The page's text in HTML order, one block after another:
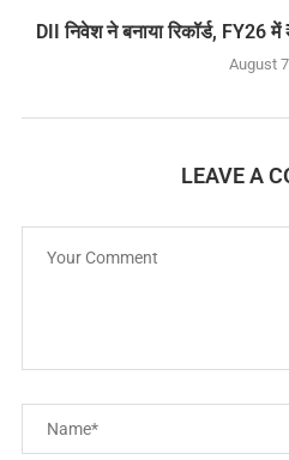
DII निवेश ने बनाया रिकॉर्ड,
August
LEAVE A